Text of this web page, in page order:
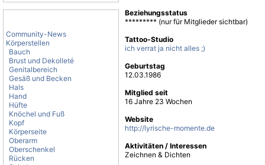
Community-News
Körperstellen
Bauch
Brust und Dekolleté
Genitalbereich
Gesäß und Becken
Hals
Hand
Hüfte
Knöchel und Fuß
Kopf
Körperseite
Oberarm
Oberschenkel
Rücken
Beziehungsstatus
********* (nur für Mitglieder sichtbar)
Tattoo-Studio
ich verrat ja nicht alles ;)
Geburtstag
12.03.1986
Mitglied seit
16 Jahre 23 Wochen
Website
http://lyrische-momente.de
Aktivitäten / Interessen
Zeichnen & Dichten